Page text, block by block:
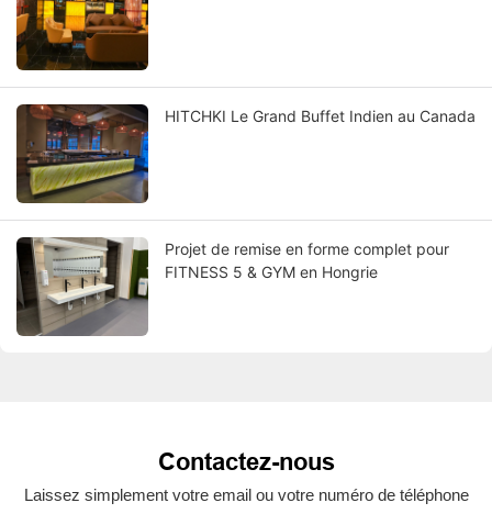
HITCHKI Le Grand Buffet Indien au Canada
Projet de remise en forme complet pour
FITNESS 5 & GYM en Hongrie
Contactez-nous
Laissez simplement votre email ou votre numéro de téléphone